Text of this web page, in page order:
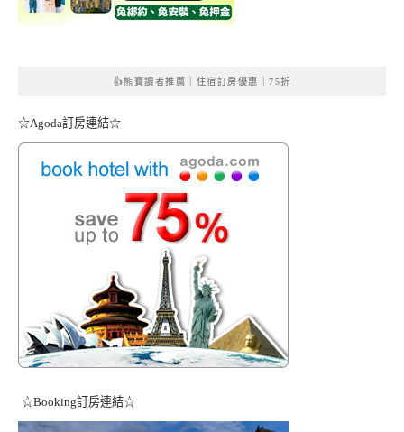
👍熊寶讀者推薦｜住宿訂房優惠｜75折
☆Agoda訂房連結☆
☆Booking訂房連結☆